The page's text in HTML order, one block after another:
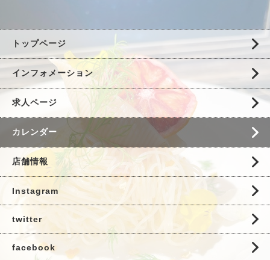
トップページ
インフォメーション
求人ページ
カレンダー
店舗情報
Instagram
twitter
facebook